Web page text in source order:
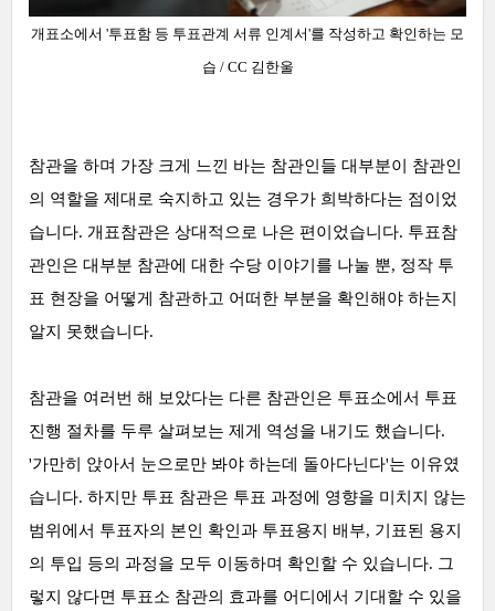
개표소에서 '투표함 등 투표관계 서류 인계서'를 작성하고 확인하는 모
습 / CC 김한울
참관을 하며 가장 크게 느낀 바는 참관인들 대부분이 참관인
의 역할을 제대로 숙지하고 있는 경우가 희박하다는 점이었
습니다. 개표참관은 상대적으로 나은 편이었습니다. 투표참
관인은 대부분 참관에 대한 수당 이야기를 나눌 뿐, 정작 투
표 현장을 어떻게 참관하고 어떠한 부분을 확인해야 하는지
알지 못했습니다.
참관을 여러번 해 보았다는 다른 참관인은 투표소에서 투표
진행 절차를 두루 살펴보는 제게 역성을 내기도 했습니다.
'가만히 앉아서 눈으로만 봐야 하는데 돌아다닌다'는 이유였
습니다. 하지만 투표 참관은 투표 과정에 영향을 미치지 않는
범위에서 투표자의 본인 확인과 투표용지 배부, 기표된 용지
의 투입 등의 과정을 모두 이동하며 확인할 수 있습니다. 그
렇지 않다면 투표소 참관의 효과를 어디에서 기대할 수 있을